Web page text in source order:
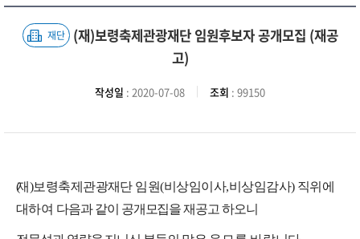
재단 (재)보령축제관광재단 임원후보자 공개모집 (재공
고)
작성일 : 2020-07-08 조회 : 99150
(재)보령축제관광재단 임원(비상임이사,비상임감사) 직위에
대하여 다음과 같이 공개모집을 재공고 하오니